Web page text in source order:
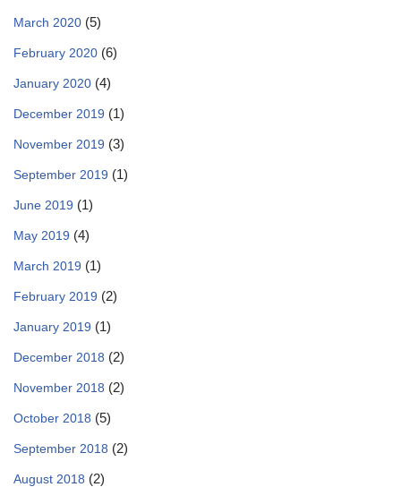
March 2020 (5)
February 2020 (6)
January 2020 (4)
December 2019 (1)
November 2019 (3)
September 2019 (1)
June 2019 (1)
May 2019 (4)
March 2019 (1)
February 2019 (2)
January 2019 (1)
December 2018 (2)
November 2018 (2)
October 2018 (5)
September 2018 (2)
August 2018 (2)